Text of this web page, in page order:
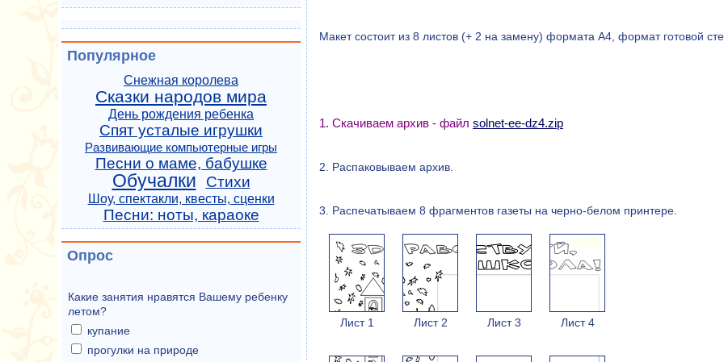
Макет состоит из 8 листов (+ 2 на замену) формата А4, формат готовой
1. Скачиваем архив - файл solnet-ee-dz4.zip
2. Распаковываем архив.
3. Распечатываем 8 фрагментов газеты на черно-белом принтере.
Лист 1 Лист 2 Лист 3 Лист 4
Популярное
Снежная королева
Сказки народов мира
День рождения ребенка
Спят усталые игрушки
Развивающие компьютерные игры
Песни о маме, бабушке
Обучалки Стихи
Шоу, спектакли, квесты, сценки
Песни: ноты, караоке
Опрос
Какие занятия нравятся Вашему ребенку
летом?
купание
прогулки на природе